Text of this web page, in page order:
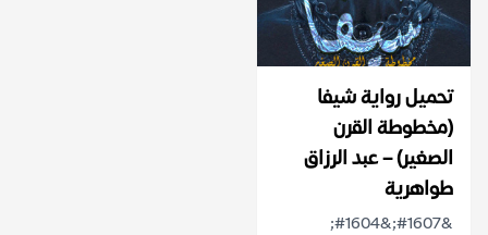
تحميل رواية شيفا
(مخطوطة القرن
الصغير) – عبد الرزاق
طواهرية
&#1607;&#1604;